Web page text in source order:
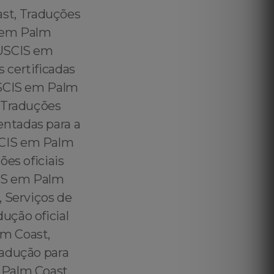
for USCIS in Palm Coast - USCIS Official Translator in Palm Coast - Brazilian CPF Translation for US Immigration Purposes in Palm Coast - Brazilian Contract Translation for US Immigration Purposes in Palm Coast - Traduções Certificadas Para o USCIS em Palm Coast - Traduções Juramentadas Para o USCIS em Palm Coast - Tradução Oficial USCIS em Palm Coast - Brazilian Purchase and Sale Translation for US Immigration Purposes in Palm Coast - Brazilian Individual Income Translation for US Immigration Purposes in Palm Coast – Brazilian Corporate Tax Adoption Translation for US Immigration Purposes in Palm Coast - Brazilian Portuguese Translation for US Immigration Purposes in Palm Coast – Certified Brazilian Portuguese Translation for US Immigration Purposes in Palm Coast - Brazilian Translation Services for US Immigration Purposes in Palm Coast – Portuguese Translation Services for US Immigration Purposes in Palm Coast – Certified Portuguese Translation for US Immigration Purposes in Palm Coast - Portuguese Translation for US Immigration Purposes in Palm Coast – Portuguese to English Translation for US Immigration Purposes in Palm Coast – Official Portuguese to English Translation for US Immigration Purposes in Palm Coast – Certified Portuguese to English Translation for US Immigration Purposes in Palm Coast – Brazilian Official Translations for US Immigration Purposes in Palm Coast - Brazilian Employment Verification Translation for US Immigration Purposes in Palm Coast – Brazilian Public Deed Translation for US Immigration Purposes in Palm Coast – Brazilian Financial Statements Translation for US Immigration Purposes in Palm Coast – Brazilian Checking Account Statement Translation for US Immigration Purposes in Palm Coast - Brazilian Savings Account S